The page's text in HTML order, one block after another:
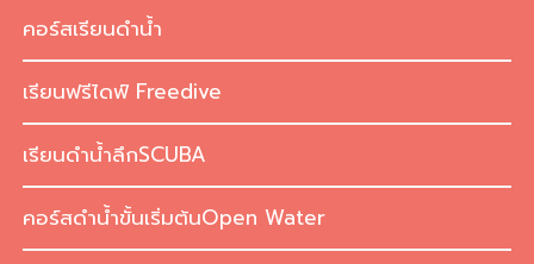
content
คอร์สเรียนดำน้ำ
เรียนฟรีไดฟ์ Freedive
เรียนดำน้ำลึกSCUBA
คอร์สดำน้ำขั้นเริ่มต้นOpen Water